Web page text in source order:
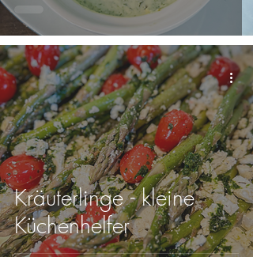
Kräuterlinge - kleine
Küchenhelfer